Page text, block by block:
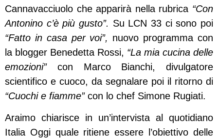
Cannavacciuolo che apparirà nella rubrica“Con
Antonino c’è più gusto”. Su LCN 33 ci sono poi
“Fatto in casa per voi”, nuovo programma con
la blogger Benedetta Rossi, “La mia cucina delle
emozioni”con Marco Bianchi, divulgatore
scientifico e cuoco, da segnalare poi il ritorno di
“Cuochi e fiamme”con lo chef Simone Rugiati.
Araimo chiarisce in un’intervista al quotidiano
Italia Oggi quale ritiene essere l’obiettivo delle